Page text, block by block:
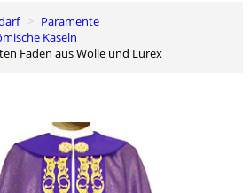
Paramente
Kaseln
Faden aus Wolle und Lurex